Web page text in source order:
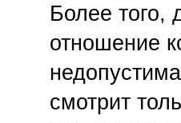
Более того,
отношение
смотрит